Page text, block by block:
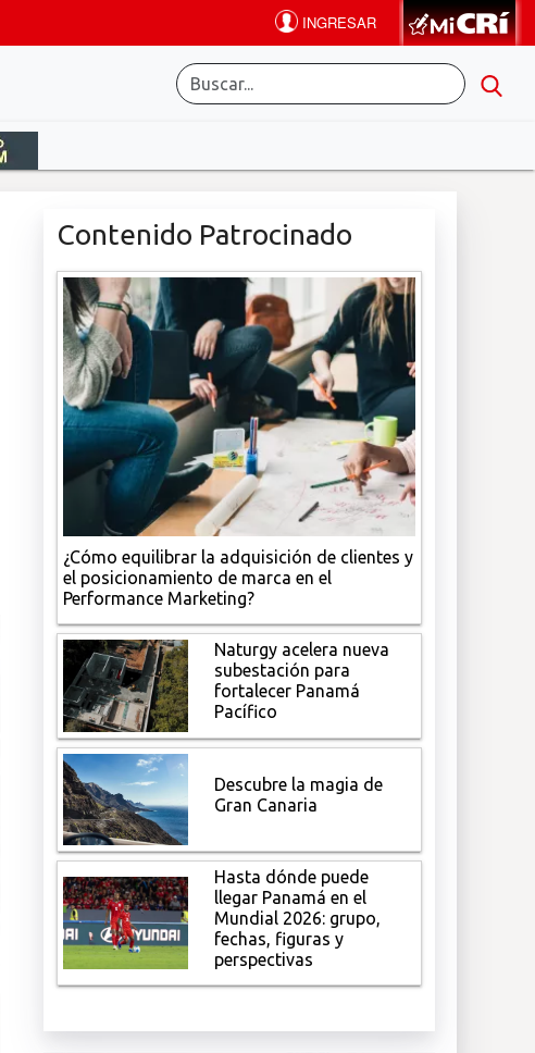
Contenido Patrocinado
¿Cómo equilibrar la adquisición de clientes y
el posicionamiento de marca en el
Performance Marketing?
Naturgy acelera nueva
subestación para
fortalecer Panamá
Pacífico
Descubre la magia de
Gran Canaria
Hasta dónde puede
llegar Panamá en el
Mundial 2026: grupo,
fechas, figuras y
perspectivas